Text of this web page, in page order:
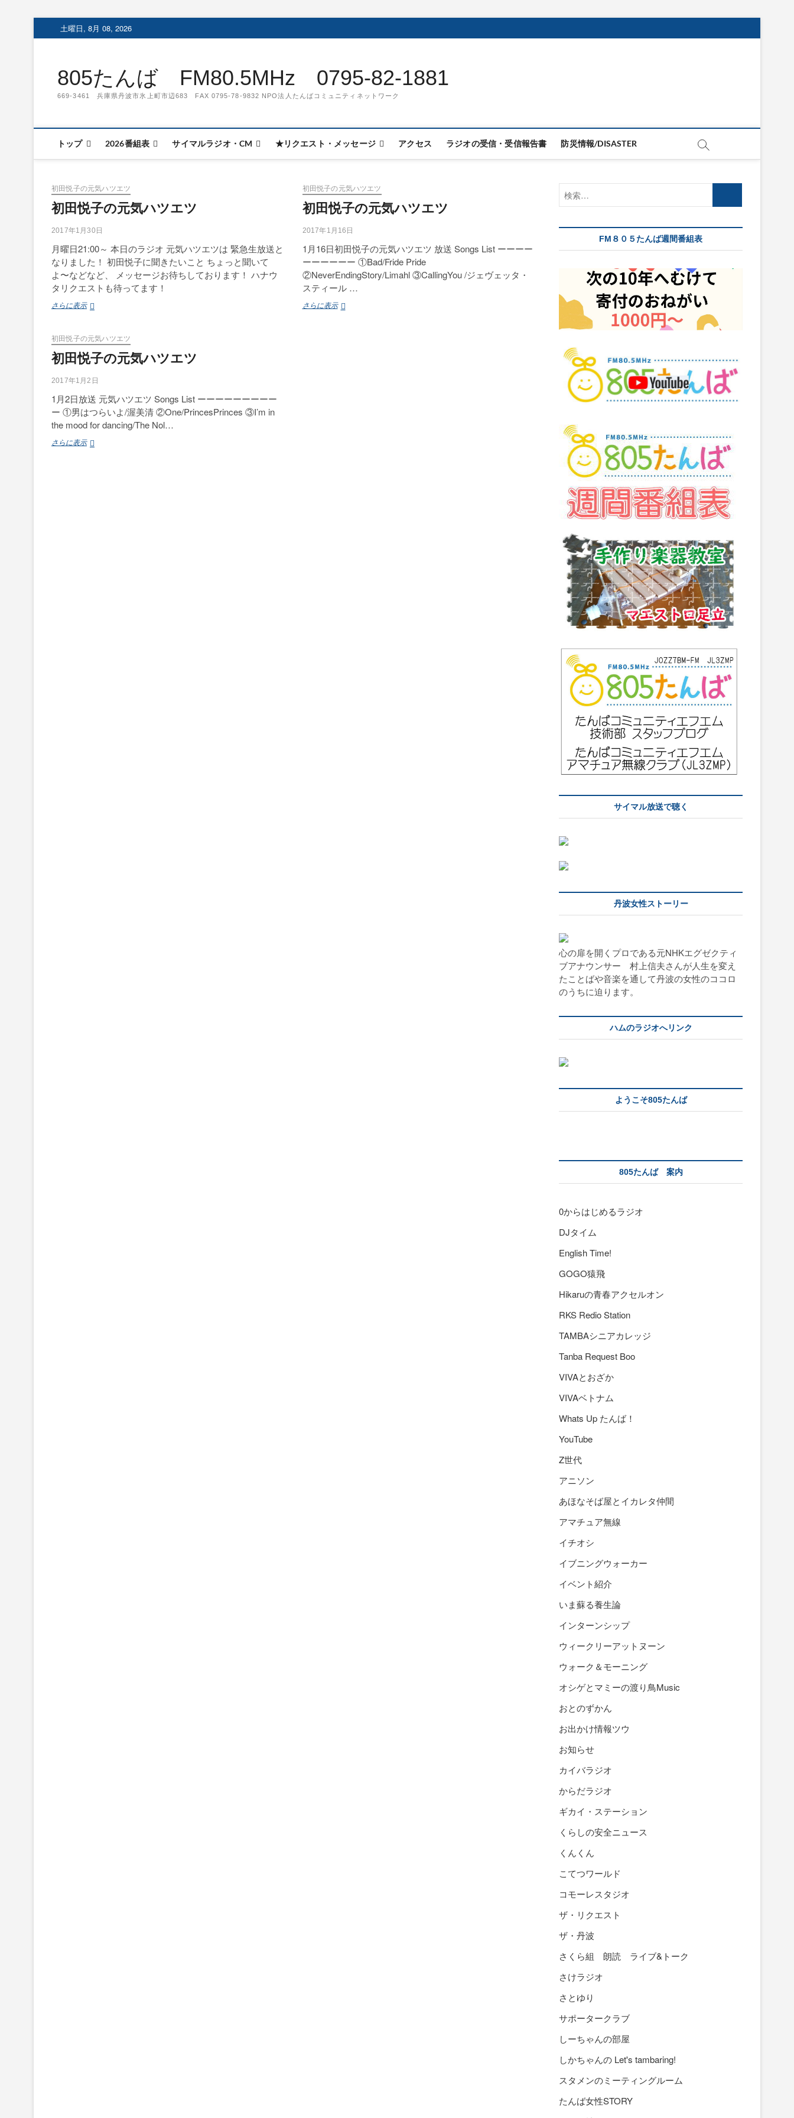
to
土曜日, 8月 08, 2026
805たんば FM80.5MHz 0795-82-1881
669-3461 兵庫県丹波市氷上町市辺683 FAX 0795-78-9832 NPO法人たんばコミュニティネットワーク
トップ 2026番組表 サイマルラジオ・CM ★リクエスト・メッセージ アクセス ラジオの受信・受信報告書 防災情報/DISASTER
初田悦子の元気ハツエツ
初田悦子の元気ハツエツ
2017年1月30日
月曜日21:00～ 本日のラジオ 元気ハツエツは 緊急生放送と
なりました！ 初田悦子に聞きたいこと ちょっと聞いて
よ〜などなど、 メッセージお待ちしております！ ハナウ
タリクエストも待ってます！
さらに表示初
子
の
元
ハ
エ
ツ
初田悦子の元気ハツエツ
初田悦子の元気ハツエツ
2017年1月16日
1月16日初田悦子の元気ハツエツ 放送 Songs List ーーーー
ーーーーーー ①Bad/Fride Pride
②NeverEndingStory/Limahl ③CallingYou /ジェヴェッタ・
スティール …
さらに表示初
初田悦子の元気ハツエツ
初田悦子の元気ハツエツ
2017年1月2日
1月2日放送 元気ハツエツ Songs List ーーーーーーーーー
ー ①男はつらいよ/渥美清 ②One/PrincesPrinces ③I’m in
the mood for dancing/The Nol…
さらに表示初
FM８０５たんば週間番組表
サイマル放送で聴く
丹波女性ストーリー
心の扉を開くプロである元NHKエグゼクティ
ブアナウンサー 村上信夫さんが人生を変え
たことばや音楽を通して丹波の女性のココロ
のうちに迫ります。
ハムのラジオへリンク
ようこそ805たんば
805たんば 案内
0からはじめるラジオ
DJタイム
English Time!
GOGO猿飛
Hikaruの青春アクセルオン
RKS Redio Station
TAMBAシニアカレッジ
Tanba Request Boo
VIVAとおざか
VIVAベトナム
Whats Up たんば！
YouTube
Z世代
アニソン
あほなそば屋とイカレタ仲間
アマチュア無線
イチオシ
イブニングウォーカー
イベント紹介
いま蘇る養生論
インターンシップ
ウィークリーアットヌーン
ウォーク＆モーニング
オシゲとマミーの渡り鳥Music
おとのずかん
お出かけ情報ツウ
お知らせ
カイバラジオ
からだラジオ
ギカイ・ステーション
くらしの安全ニュース
くんくん
こてつワールド
コモーレスタジオ
ザ・リクエスト
ザ・丹波
さくら組 朗読 ライブ&トーク
さけラジオ
さとゆり
サポータークラブ
しーちゃんの部屋
しかちゃんの Let's tambaring!
スタメンのミーティングルーム
たんば女性STORY